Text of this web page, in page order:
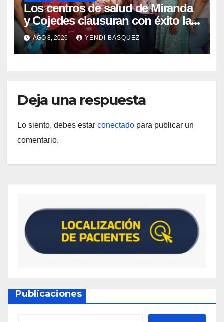
Los centros de salud de Miranda
y Cojedes clausuran con éxito la
Semana Mundial de la Lactancia
Materna
AGO 8, 2026 YENDI BASQUEZ
Deja una respuesta
Lo siento, debes estar conectado para publicar un
comentario.
Publicaciones